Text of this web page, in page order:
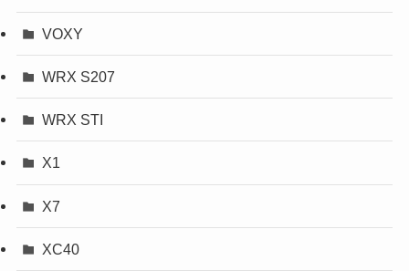
VOXY
WRX S207
WRX STI
X1
X7
XC40